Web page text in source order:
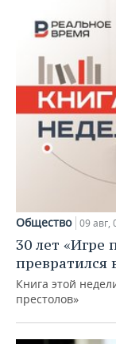
Общество 09 авг,
30 лет «Игре
превратился
Книга этой
престолов»